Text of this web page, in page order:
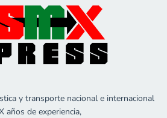
y transporte nacional e internacional
años de experiencia,